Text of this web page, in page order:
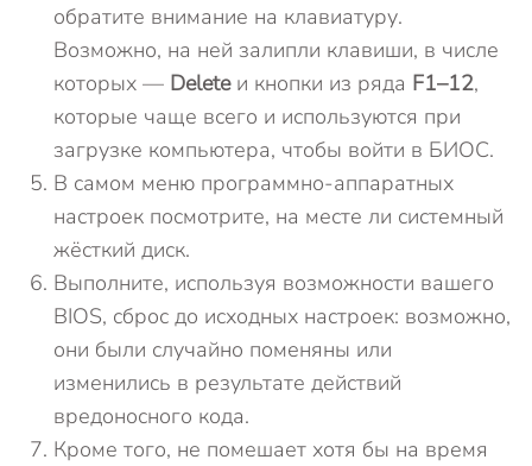
обратите внимание на клавиатуру.
Возможно, на ней залипли клавиши, в числе
которых — Deleteи кнопки из ряда F1–12,
которые чаще всего и используются при
загрузке компьютера, чтобы войти в БИОС.
В самом меню программно-аппаратных
настроек посмотрите, на месте ли системный
жёсткий диск.
Выполните, используя возможности вашего
BIOS, сброс до исходных настроек: возможно,
они были случайно поменяны или
изменились в результате действий
вредоносного кода.
Кроме того, не помешает хотя бы на время